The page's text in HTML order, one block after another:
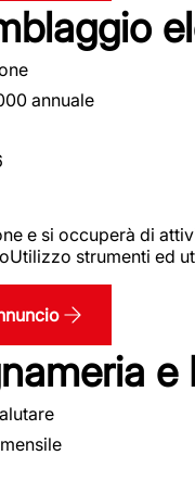
annuale
e si occuperà di
strumenti ed